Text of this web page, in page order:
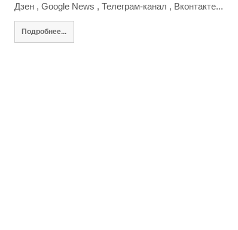
Дзен , Google News , Телеграм-канал , Вконтакте...
Подробнее...